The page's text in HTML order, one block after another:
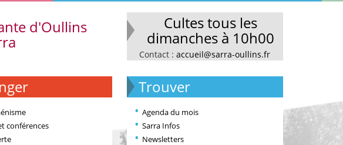
d'Oullins Cultes tous les
dimanches à 10h00
Contact :accueil@sarra-oullins.fr
conférences
Trouver
Agenda du mois
Sarra Infos
Newsletters